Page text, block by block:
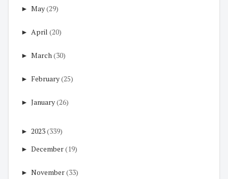
► May(29)
► April (20)
► March(30)
► February(25)
► January(26)
► 2023(339)
► December(19)
► November(33)